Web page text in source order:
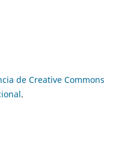
de Creative Commons
.